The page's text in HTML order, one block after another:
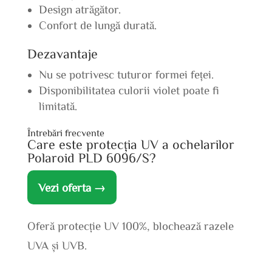
Design atrăgător.
Confort de lungă durată.
Dezavantaje
Nu se potrivesc tuturor formei feței.
Disponibilitatea culorii violet poate fi
limitată.
Întrebări frecvente
Care este protecția UV a ochelarilor
Polaroid PLD 6096/S?
Vezi oferta →
Oferă protecție UV 100%, blochează razele
UVA și UVB.